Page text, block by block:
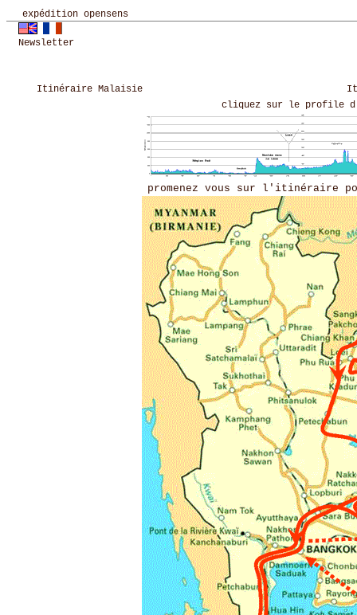
Newsletter
expédition opensens
Itinéraire Malaisie
cliquez sur le profile
promenez vous sur l'itinéraire